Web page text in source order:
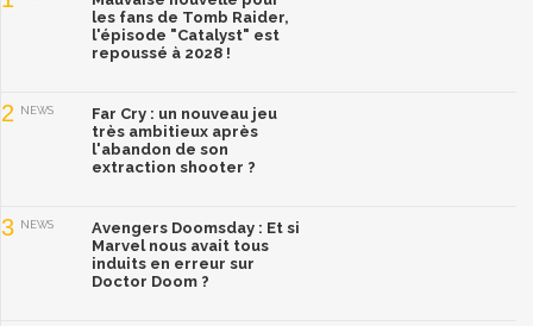
les fans de Tomb Raider,
l'épisode "Catalyst" est
repoussé à 2028 !
2 NEWS
Far Cry : un nouveau jeu
très ambitieux après
l'abandon de son
extraction shooter ?
3 NEWS
Avengers Doomsday : Et si
Marvel nous avait tous
induits en erreur sur
Doctor Doom ?